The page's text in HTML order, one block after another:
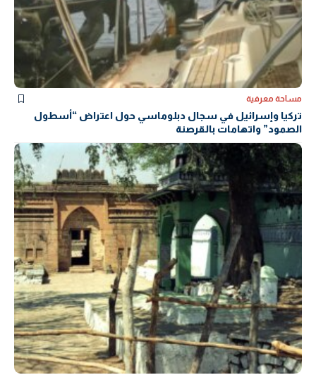
مساحة معرفية
تركيا وإسرائيل في سجال دبلوماسي حول اعتراض “أسطول
الصمود” واتهامات بالقرصنة